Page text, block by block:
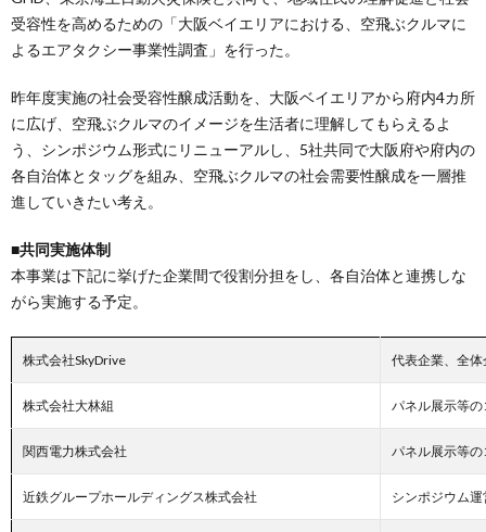
受容性を高めるための「大阪ベイエリアにおける、空飛ぶクルマに
よるエアタクシー事業性調査」を行った。
昨年度実施の社会受容性醸成活動を、大阪ベイエリアから府内4カ所
に広げ、空飛ぶクルマのイメージを生活者に理解してもらえるよ
う、シンポジウム形式にリニューアルし、5社共同で大阪府や府内の
各自治体とタッグを組み、空飛ぶクルマの社会需要性醸成を一層推
進していきたい考え。
■共同実施体制
本事業は下記に挙げた企業間で役割分担をし、各自治体と連携しな
がら実施する予定。
株式会社SkyDrive 代表企業、全体
株式会社大林組 パネル展示等
関西電力株式会社 パネル展示等
近鉄グループホールディングス株式会社 シンポジウム